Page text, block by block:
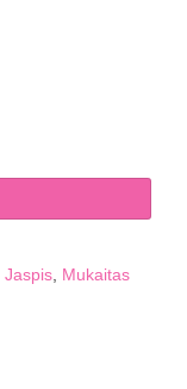
Jaspis, Mukaitas